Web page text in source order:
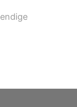
an, ohne
Sie in der
4